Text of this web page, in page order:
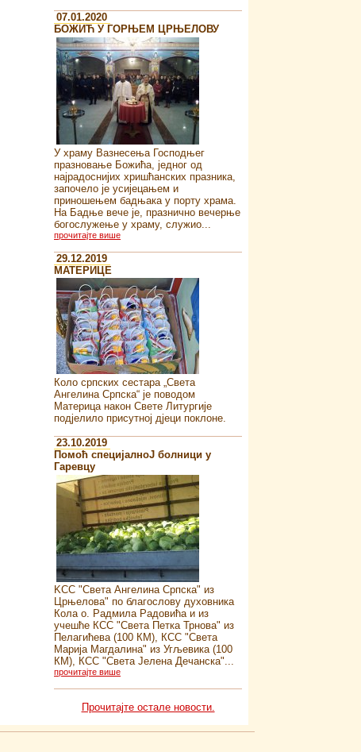
07.01.2020
БОЖИЋ У ГОРЊЕМ ЦРЊЕЛОВУ
У храму Вазнесења Господњег
празновање Божића, једног од
најрадоснијих хришћанских празника,
започело је усијецањем и
приношењем бадњака у порту храма.
На Бадње вече је, празнично вечерње
богослужење у храму, служио...
прочитајте више
29.12.2019
MATEРИЦЕ
Коло српских сестара „Света
Ангелина Српска“ je поводом
Материца након Свете Литургије
подјелило присутној дјеци поклоне.
23.10.2019
Помоћ специјалноJ болници у
Гаревцу
KСС "Света Ангелина Српска" из
Црњелова" по благослову духовника
Кола о. Радмила Радовића и из
учешће КСС "Света Петка Трнова" из
Пелагићева (100 КМ), КСС "Света
Марија Магдалина" из Угљевика (100
КМ), КСС "Света Јелена Дечанска"...
прочитајте више
Прочитајте остале новости.